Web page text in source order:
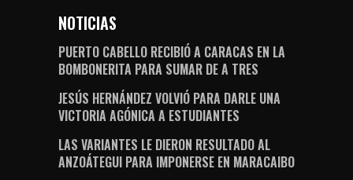
NOTICIAS
PUERTO CABELLO RECIBIÓ A CARACAS EN LA
BOMBONERITA PARA SUMAR DE A TRES
JESÚS HERNÁNDEZ VOLVIÓ PARA DARLE UNA
VICTORIA AGÓNICA A ESTUDIANTES
LAS VARIANTES LE DIERON RESULTADO AL
ANZOÁTEGUI PARA IMPONERSE EN MARACAIBO